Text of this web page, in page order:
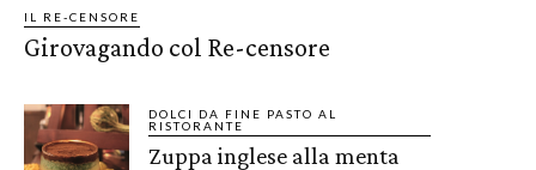
IL RE-CENSORE
Girovagando col Re-censore
DOLCI DA FINE PASTO AL
RISTORANTE
Zuppa inglese alla menta